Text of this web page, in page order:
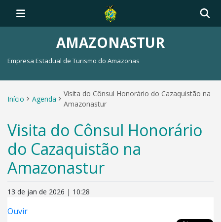
AMAZONASTUR
Empresa Estadual de Turismo do Amazonas
Início Agenda
Visita do Cônsul Honorário do Cazaquistão na
Amazonastur
Visita do Cônsul Honorário
do Cazaquistão na
Amazonastur
13 de jan de 2026 | 10:28
Ouvir